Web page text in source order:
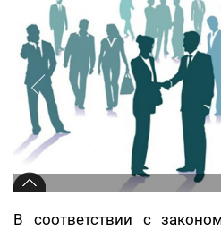
В соответствии с